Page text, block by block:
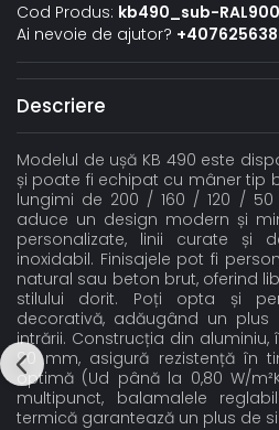
Cod Produs: kb490_sub-
Ai nevoie de ajutor?
Descriere
Modelul de ușă KB 490 este
și poate fi echipat cu mâner tip
lungimi de 200 / 160 / 120 /
aduce un design modern și
personalizate, linii curate și
inoxidabil. Finisajele pot fi
natural sau beton brut, oferind
stilului dorit. Poți opta și
decorativă, adăugând un
intrării. Construcția din
90 mm, asigură rezistență în
optimă (Ud până la 0,80 W/
multipunct, balamalele
termică garantează un plus de